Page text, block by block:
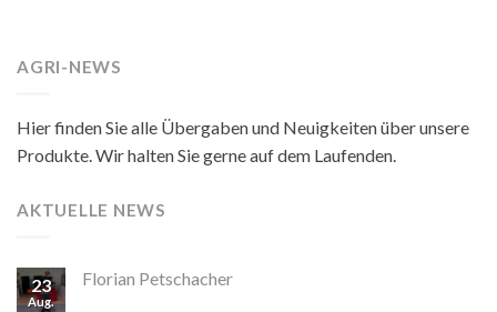
AGRI-NEWS
Hier finden Sie alle Übergaben und Neuigkeiten über unsere
Produkte. Wir halten Sie gerne auf dem Laufenden.
AKTUELLE NEWS
23
Aug.
Florian Petschacher